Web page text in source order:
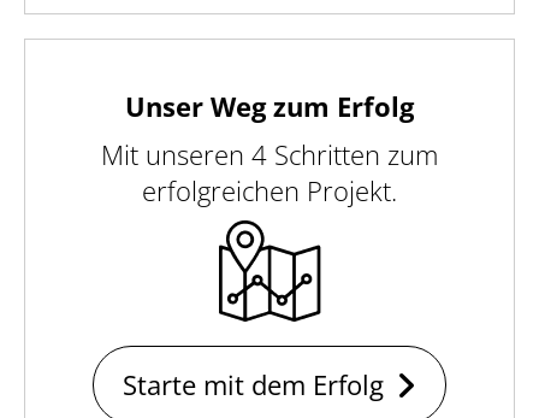
Unser Weg zum Erfolg
Mit unseren 4 Schritten zum
erfolgreichen Projekt.
Starte mit dem Erfolg